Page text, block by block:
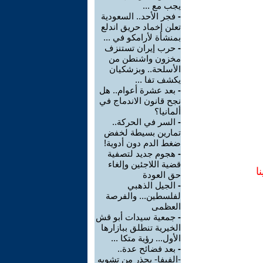
يجب مع ...
- فجر الأحد.. السعودية
تعلن إخماد حريق اندلع
بمنشأة لأرامكو في ...
- حرب إيران تستنزف
مخزون واشنطن من
الأسلحة.. وبزشكيان
يكشف تفا ...
- بعد عشرة أعوام.. هل
نجح قانون الاندماج في
ألمانيا؟
- السر في الحركة..
تمارين بسيطة لخفض
ضغط الدم دون أدوية!
- هجوم جديد لتصفية
قضية اللاجئين وإلغاء
حق العودة
- الجيل الذهبي
لفلسطين... والفرصة
العظمى
- جمعية سيدات أبو قش
الخيرية تنطلق ببازارها
الأول... رؤية متكا ...
- بعد فضائح عدة..
-الفيفا- يحذر من تشويه